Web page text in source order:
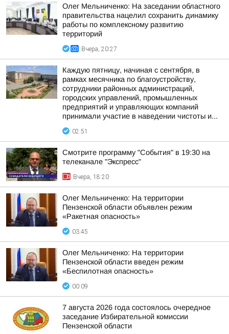
Олег Мельниченко: На заседании областного
правительства нацелил сохранить динамику
работы по комплексному развитию
территорий
Вчера, 20:27
Каждую пятницу, начиная с сентября, в
рамках месячника по благоустройству,
сотрудники районных администраций,
городских управлений, промышленных
предприятий и управляющих компаний
принимали участие в наведении чистоты и...
02:51
Смотрите программу "События" в 19:30 на
телеканале "Экспресс"
Вчера, 18:20
Олег Мельниченко: На территории
Пензенской области объявлен режим
«Ракетная опасность»
03:45
Олег Мельниченко: На территории
Пензенской области введен режим
«Беспилотная опасность»
00:09
7 августа 2026 года состоялось очередное
заседание Избирательной комиссии
Пензенской области